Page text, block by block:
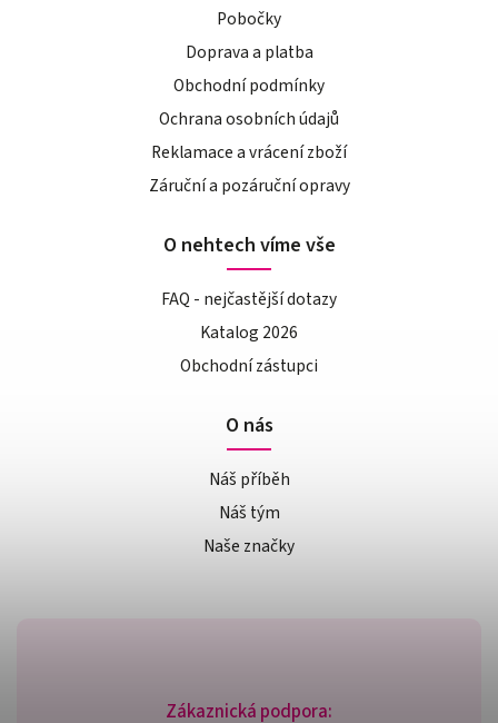
Zákaznická podpora:
Pobočky
Doprava a platba
Obchodní podmínky
Ochrana osobních údajů
Reklamace a vrácení zboží
Záruční a pozáruční opravy
O nehtech víme vše
FAQ - nejčastější dotazy
Katalog 2026
Obchodní zástupci
O nás
Náš příběh
Náš tým
Naše značky